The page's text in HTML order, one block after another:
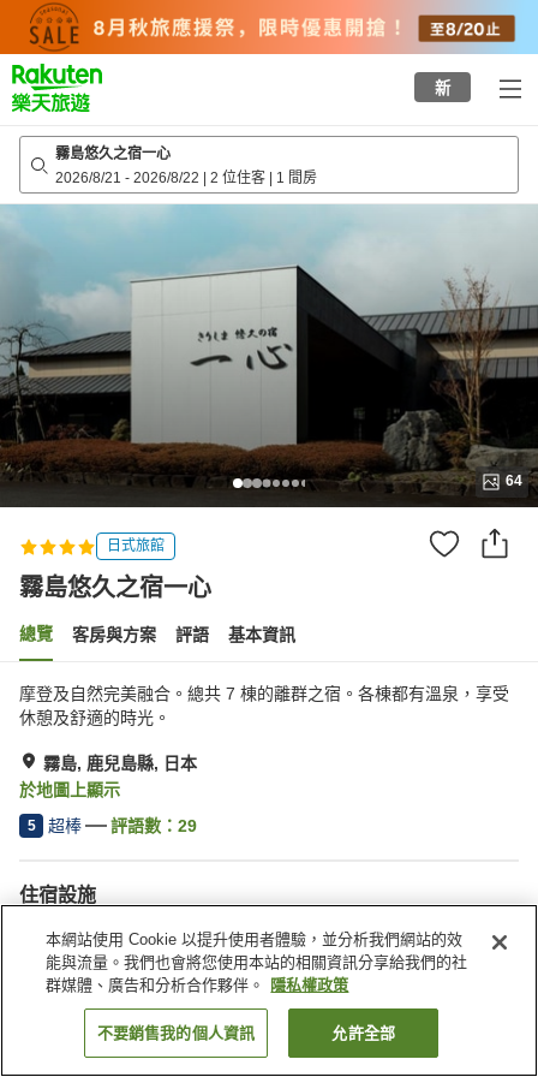
top
page
新
霧島悠久之宿一心
2026/8/21 - 2026/8/22 | 2 位住客 | 1 間房
64
日式旅館
霧島悠久之宿一心
總覽 客房與方案 評語 基本資訊
摩登及自然完美融合。總共 7 棟的離群之宿。各棟都有溫泉，享受
休憩及舒適的時光。
霧島, 鹿兒島縣, 日本
於地圖上顯示
5 超棒 評語數： 29
住宿設施
Spa／美容沙龍
私人餐廳
休息室
酒吧
找客房
本網站使用 Cookie 以提升使用者體驗，並分析我們網站的效
能與流量。我們也會將您使用本站的相關資訊分享給我們的社
群媒體、廣告和分析合作夥伴。
隱私權政策
不要銷售我的個人資訊 允許全部